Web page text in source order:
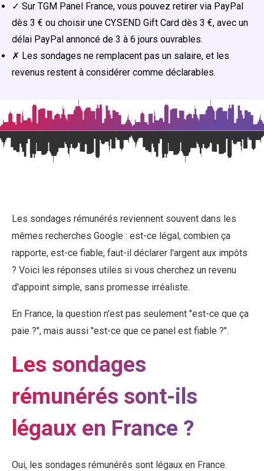
✓ Sur TGM Panel France, vous pouvez retirer via PayPal
dès 3 € ou choisir une CY.SEND Gift Card dès 3 €, avec un
délai PayPal annoncé de 3 à 6 jours ouvrables.
✗ Les sondages ne remplacent pas un salaire, et les
revenus restent à considérer comme déclarables.
Sondages rémunérés en
Les sondages rémunérés reviennent souvent dans les
mêmes recherches Google : est-ce légal, combien ça
rapporte, est-ce fiable, faut-il déclarer l'argent aux impôts
? Voici les réponses utiles si vous cherchez un revenu
d'appoint simple, sans promesse irréaliste.
En France, la question n'est pas seulement "est-ce que ça
paie ?", mais aussi "est-ce que ce panel est fiable ?".
Les sondages
rémunérés sont-ils
légaux en France ?
Oui, les sondages rémunérés sont légaux en France.